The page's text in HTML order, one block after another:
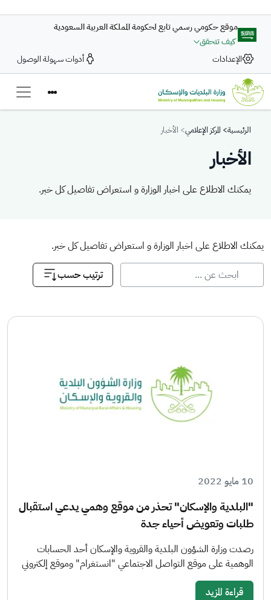
موقع حكومي رسمي تابع لحكومة المملكة العربية السعودية
كيف تتحقق
الإعدادات
أدوات سهولة الوصول
Breadcrumb
الرئيسية المركز الإعلامي الأخبار
الأخبار
يمكنك الاطلاع على اخبار الوزارة و استعراض تفاصيل كل خبر.
يمكنك الاطلاع على اخبار الوزارة و استعراض تفاصيل كل خبر.
ترتيب حسب
10 مايو 2022
"البلدية والإسكان" تحذر من موقع وهمي يدعي استقبال
طلبات وتعويض أحياء جدة
رصدت وزارة الشؤون البلدية والقروية والإسكان أحد الحسابات
الوهمية على موقع التواصل الاجتماعي "انستغرام" وموقع إلكتروني
قراءة المزيد